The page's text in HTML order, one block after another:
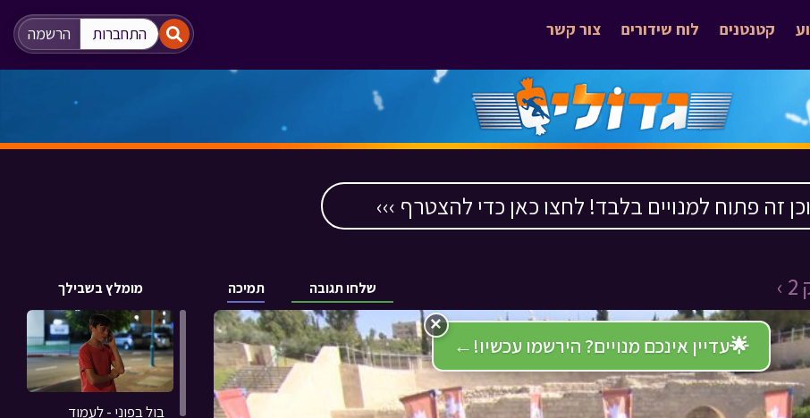
התחברות הרשמה צור קשר לוח שידורים קטנטנים
זה פתוח למנויים בלבד! לחצו כאן כדי להצטרף ›››
מומלץ בשבילך תמיכה שלחו תגובה
🌟עדיין אינכם מנויים? הירשמו עכשיו! ←
×
בול בפוני - לעמוד